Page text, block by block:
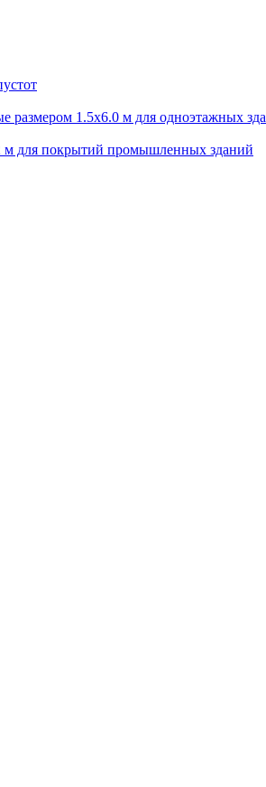
размером 1.5х6.0 м для одноэтажных
м для покрытий промышленных зданий